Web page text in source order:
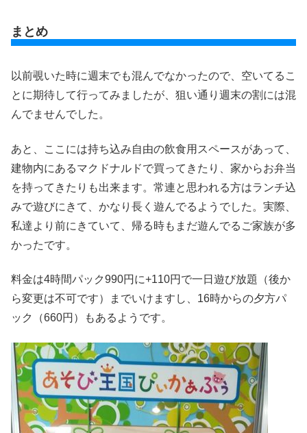
まとめ
以前覗いた時に週末でも混んでなかったので、空いてるこ
とに期待して行ってみましたが、狙い通り週末の割には混
んでませんでした。
あと、ここには持ち込み自由の飲食用スペースがあって、
建物内にあるマクドナルドで買ってきたり、家からお弁当
を持ってきたりも出来ます。常連と思われる方はランチ込
みで遊びにきて、かなり長く遊んでるようでした。実際、
私達より前にきていて、帰る時もまだ遊んでるご家族が多
かったです。
料金は4時間パック990円に+110円で一日遊び放題（後か
ら変更は不可です）までいけますし、16時からの夕方パ
ック（660円）もあるようです。